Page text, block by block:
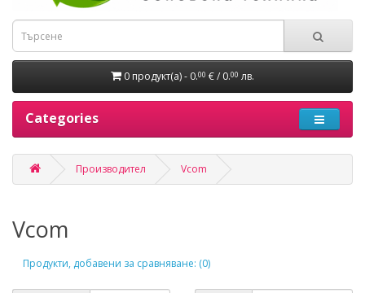
0 продукт(а) - 0.00 € / 0.00 лв.
Categories
Производител Vcom
Vcom
Продукти, добавени за сравняване: (0)